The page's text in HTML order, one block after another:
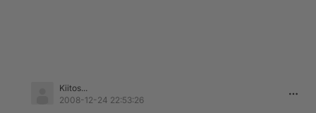
Kiitos...
2008-12-24 22:53:26